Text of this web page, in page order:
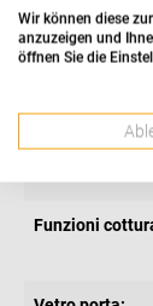
Termostato
Funzioni
Wir können diese
anzuzeigen und
öffnen Sie die